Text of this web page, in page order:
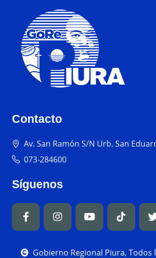
Contacto
Av. San Ramón S/N Urb. San
073-284600
Síguenos
Gobierno Regional Piura, Todos